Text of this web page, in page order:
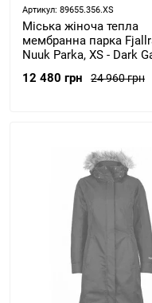
Артикул: 89655.356.XS
Міська жіноча тепла
мембранна парка
Nuuk Parka, XS - Dark
24 960 грн
12 480 грн